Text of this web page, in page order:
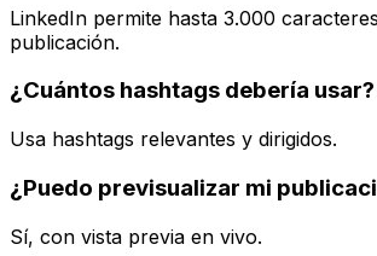
LinkedIn permite hasta 3.000
publicación.
¿Cuántos hashtags debería usar?
Usa hashtags relevantes y dirigidos.
¿Puedo previsualizar mi
Sí, con vista previa en vivo.